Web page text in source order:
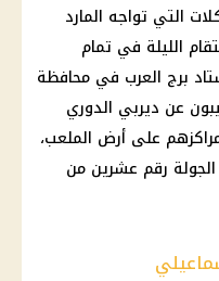
التي تواجه المارد
الليلة في تمام
برج العرب في محافظة
يوجد 11 لاعبا يغيبون عن ديربي الدوري
على أرض الملعب،
رقم عشرين من